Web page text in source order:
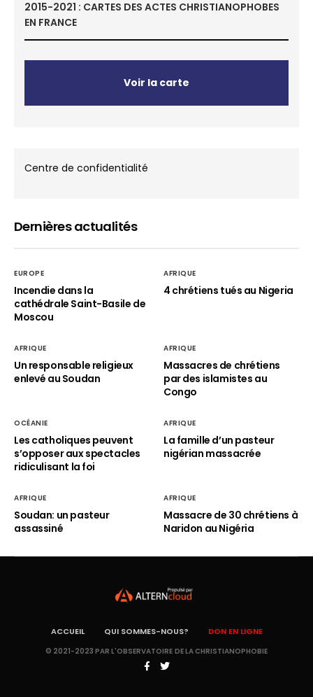
2015-2021 : CARTES DES ACTES CHRISTIANOPHOBES
EN FRANCE
Voir la carte
Centre de confidentialité
Dernières actualités
EUROPE
Incendie dans la
cathédrale Saint-Basile de
Moscou
AFRIQUE
4 chrétiens tués au Nigeria
AFRIQUE
Un responsable religieux
enlevé au Soudan
AFRIQUE
Massacres de chrétiens
par des islamistes au
Congo
OCÉANIE
Les catholiques peuvent
s’opposer aux spectacles
ridiculisant la foi
AFRIQUE
La famille d’un pasteur
nigérian massacrée
AFRIQUE
Soudan: un pasteur
assassiné
AFRIQUE
Massacre de 30 chrétiens à
Naridon au Nigéria
ACCUEIL QUI SOMMES-NOUS? DON EN LIGNE
© 2021-2023 PAR L'OBSERVATOIRE DE LA CHRISTIANOPHOBIE